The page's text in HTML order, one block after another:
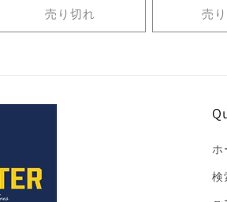
売り切れ
格
売
ホ
検